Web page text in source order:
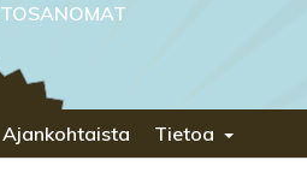
Ajankohtaista Tietoa